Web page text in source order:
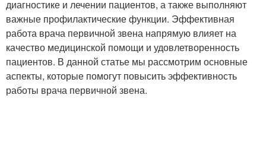
диагностике и лечении пациентов, а также выполняют
важные профилактические функции. Эффективная
работа врача первичной звена напрямую влияет на
качество медицинской помощи и удовлетворенность
пациентов. В данной статье мы рассмотрим основные
аспекты, которые помогут повысить эффективность
работы врача первичной звена.